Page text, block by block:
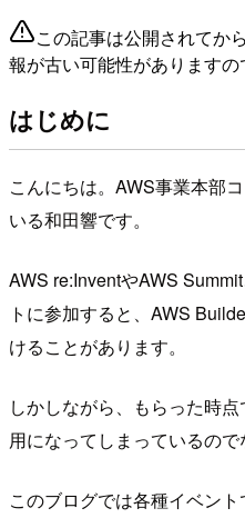
この記事は公開されてか
報が古い可能性がありますの
はじめに
こんにちは。AWS事業本部
いる和田響です。
AWS re:InventやAWS
トに参加すると、AWS
けることがあります。
しかしながら、もらった時
用になってしまっているので
このブログでは各種イベン